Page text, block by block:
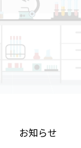
お知らせ